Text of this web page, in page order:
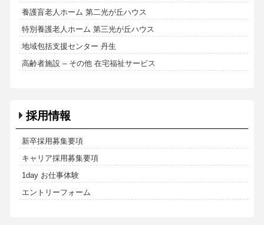
養護盲老人ホーム 第二光が丘ハウス
特別養護老人ホーム 第三光が丘ハウス
地域包括支援センター 丹生
高齢者施設 – その他 在宅福祉サービス
採用情報
新卒採用募集要項
キャリア採用募集要項
1day お仕事体験
エントリーフォーム